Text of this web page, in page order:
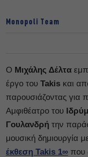
Monopoli Team
Ο Μιχάλης Δέλτα
έργο του Takis και
παρουσιάζοντας για
Αμφιθέατρο του
Γουλανδρή την
μουσική δημιουργία
έκθεση Takis 1∞ που